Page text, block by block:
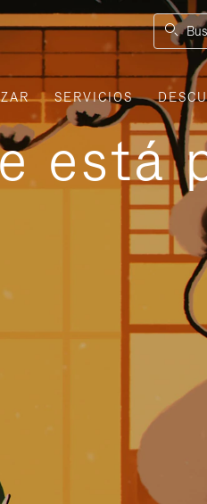
SERVICIOS
está